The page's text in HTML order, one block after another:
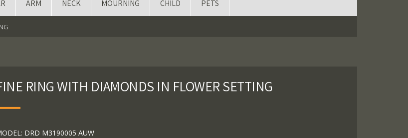
ARM NECK MOURNING CHILD PETS
RING WITH DIAMONDS IN FLOWER SETTING
DRD M3190005 AUW